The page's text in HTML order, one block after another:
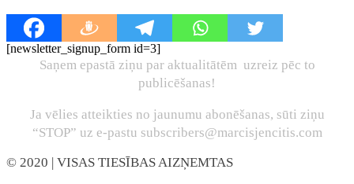
[newsletter_signup_form id=3]
Saņem epastā ziņu par aktualitātēm uzreiz pēc to
publicēšanas!
Ja vēlies atteikties no jaunumu abonēšanas, sūti ziņu
“STOP” uz e-pastu subscribers@marcisjencitis.com
© 2020 | VISAS TIESĪBAS AIZŅEMTAS